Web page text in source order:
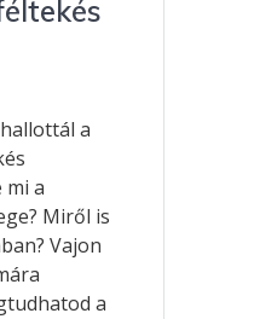
a
mi a
Miről is
Vajon
a